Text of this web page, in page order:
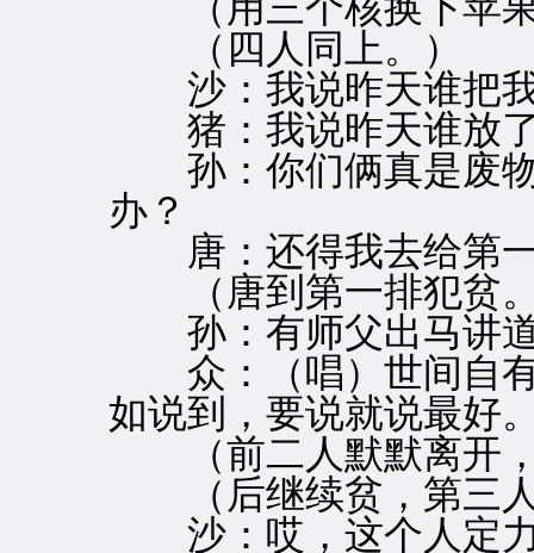
（四人同上。）
沙：我说昨天谁把我
猪：我说昨天谁放了
孙：你们俩真是废物
办？
唐：还得我去给第一
（唐到第一排犯贫
孙：有师父出马讲道
众：（唱）世间自有
如说到，要说就说最好
（前二人默默离开，
（后继续贫，第三人
沙：哎，这个人定力